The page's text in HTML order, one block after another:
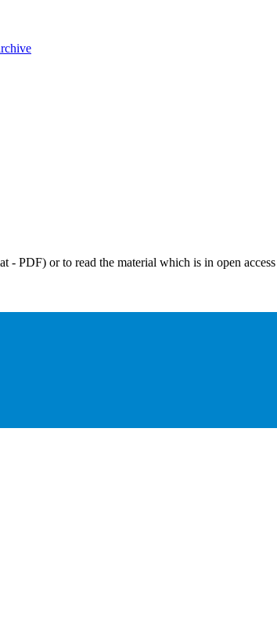
- PDF) or to read the material which is in open access